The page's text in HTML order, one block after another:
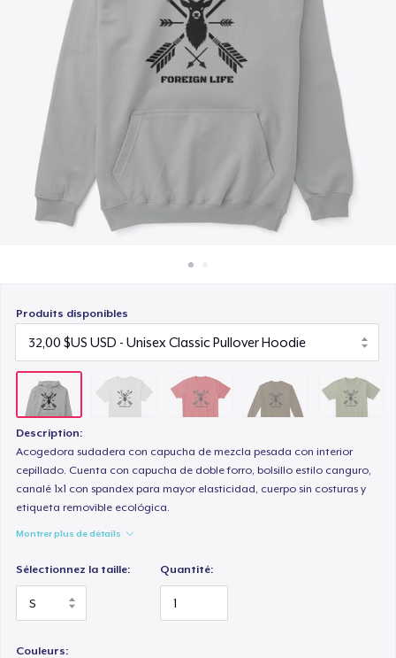
Vendez partout
Vendre n'importe quoi
Produits disponibles
Description:
Acogedora sudadera con capucha de mezcla pesada con interior
cepillado. Cuenta con capucha de doble forro, bolsillo estilo canguro,
canalé 1x1 con spandex para mayor elasticidad, cuerpo sin costuras y
etiqueta removible ecológica.
Montrer plus de détails
Sélectionnez la taille: Quantité:
Couleurs:
Classic Long Sleeve Tee
21,00 $US